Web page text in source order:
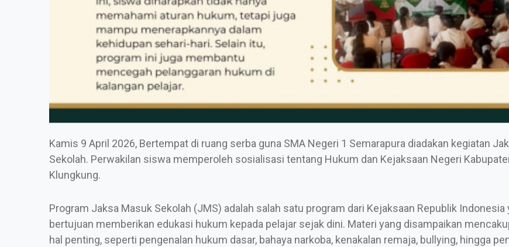
Kamis 9 April 2026, Bertempat di ruang serba guna SMA Negeri 1 Semarapura diadakan kegiatan
Sekolah. Perwakilan siswa memperoleh sosialisasi tentang Hukum dan Kejaksaan Negeri
Klungkung.
Program Jaksa Masuk Sekolah (JMS) adalah salah satu program dari Kejaksaan Republik Indonesia
bertujuan memberikan edukasi hukum kepada pelajar sejak dini. Materi yang disampaikan
hal penting, seperti pengenalan hukum dasar, bahaya narkoba, kenakalan remaja, bullying, hingga